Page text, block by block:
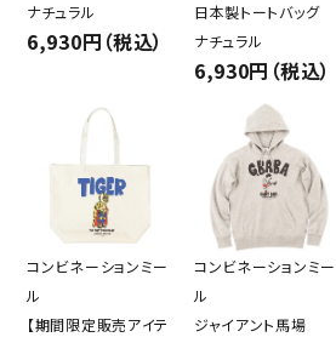
ナチュラル
6,930円（税込）
日本製トートバッグ
ナチュラル
6,930円（税込）
コンビネーションミー
ル
【期間限定販売アイテ
コンビネーションミー
ル
ジャイアント馬場